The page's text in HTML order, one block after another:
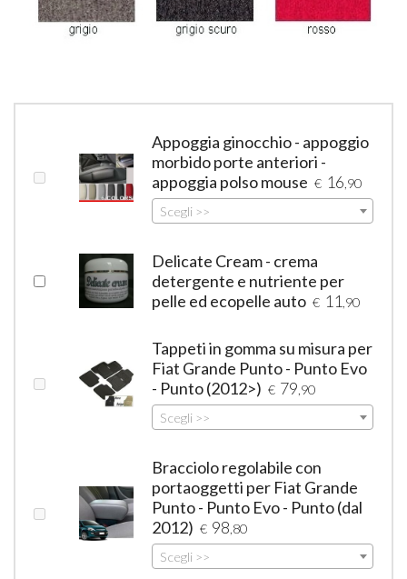
Appoggia ginocchio - appoggio
morbido porte anteriori -
appoggia polso mouse € 16 ,90
Scegli >>
Delicate Cream - crema
detergente e nutriente per
pelle ed ecopelle auto € 11 ,90
Tappeti in gomma su misura per
Fiat Grande Punto - Punto Evo
- Punto (2012>) € 79 ,90
Scegli >>
Bracciolo regolabile con
portaoggetti per Fiat Grande
Punto - Punto Evo - Punto (dal
2012) € 98 ,80
Scegli >>